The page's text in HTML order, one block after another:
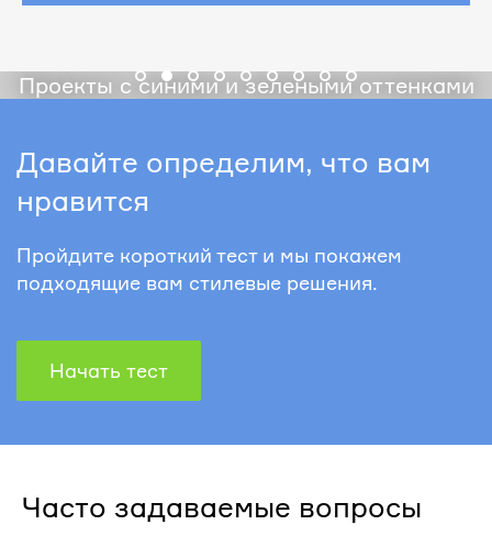
Проекты с синими и зелеными оттенками
Давайте определим, что вам
нравится
Пройдите короткий тест и мы покажем
подходящие вам стилевые решения.
Начать тест
Часто задаваемые вопросы